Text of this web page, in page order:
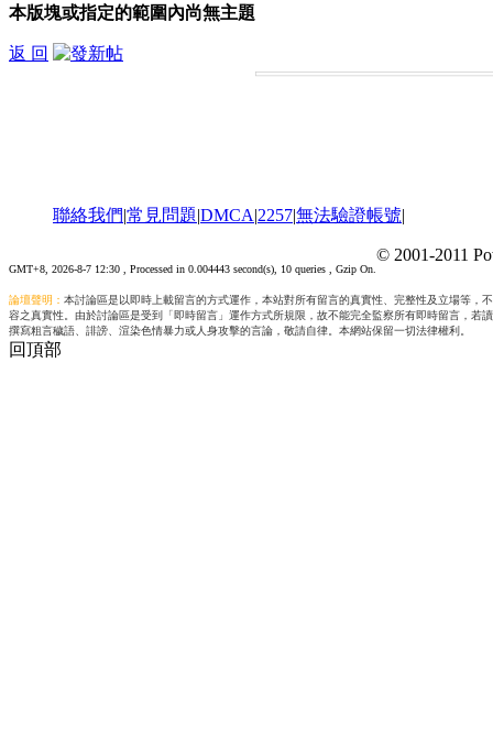
本版塊或指定的範圍內尚無主題
返 回
聯絡我們|常見問題|DMCA|2257|無法驗證帳號|
GMT+8, 2026-8-7 12:30 , Processed in 0.004443 second(s), 10 queries , Gzip On.
© 2001-2011
論壇聲明： 本討論區是以即時上載留言的方式運作，本站對所有留言的真實性、完整性及立場等
容之真實性。由於討論區是受到「即時留言」運作方式所規限，故不能完全監察所有即時留言，
撰寫粗言穢語、誹謗、渲染色情暴力或人身攻擊的言論，敬請自律。本網站保留一切法律權利。
回頂部